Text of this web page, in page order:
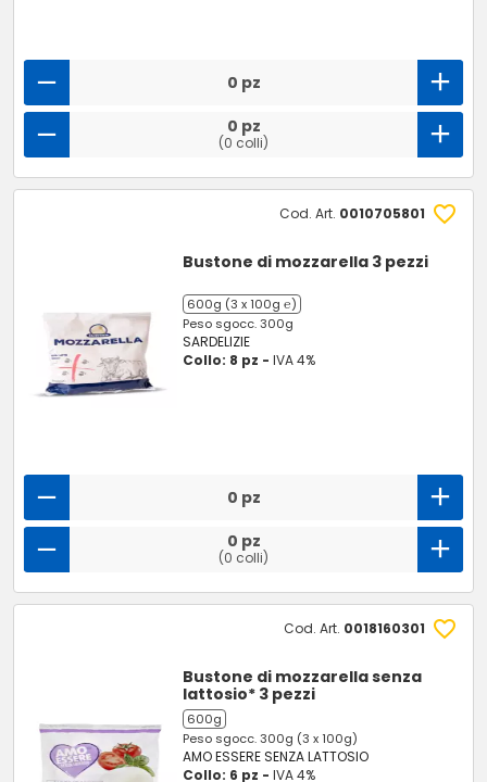
0 pz
0 pz
(0 colli)
Cod. Art. 0010705801
Bustone di mozzarella 3 pezzi
600g (3 x 100g ℮)
Peso sgocc. 300g
SARDELIZIE
Collo: 8 pz -IVA 4%
0 pz
0 pz
(0 colli)
Cod. Art. 0018160301
Bustone di mozzarella senza
lattosio* 3 pezzi
600g
Peso sgocc. 300g (3 x 100g)
AMO ESSERE SENZA LATTOSIO
Collo: 6 pz -IVA 4%